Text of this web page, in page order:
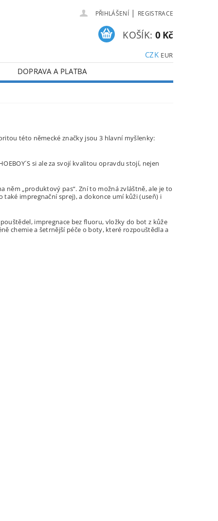
PŘIHLÁŠENÍ | REGISTRACE
CZK EUR
KOŠÍK: 0 Kč
DOPRAVA A PLATBA
této německé značky jsou 3 hlavní myšlenky:
si ale za svojí kvalitou opravdu stojí, nejen
„produktový pas“. Zní to možná zvláštně, ale je to
impregnační sprej), a dokonce umí kůži (useň) i
impregnace bez fluoru, vložky do bot z kůže
chemie a šetrnější péče o boty, které rozpouštědla a